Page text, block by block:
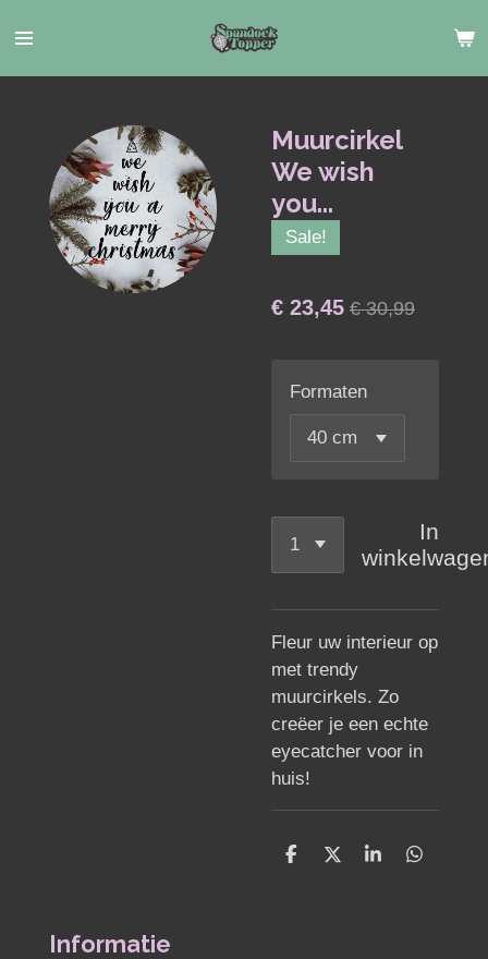
direct
naar
hoofdinhoud
Muurcirkel
We wish
you...
Sale!
€ 23,45 € 30,99
Formaten
In
Fleur uw interieur op
met trendy
muurcirkels. Zo
creëer je een echte
eyecatcher voor in
huis!
D
D
S
D
Informatie